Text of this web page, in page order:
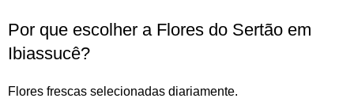
Por que escolher a Flores do Sertão em
Ibiassucê?
Flores frescas selecionadas diariamente.